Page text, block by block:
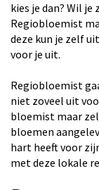
kies je dan? Wil
Regiobloemist
deze kun je zelf
voor je uit.
Regiobloemist
niet zoveel uit
bloemist maar
bloemen
hart heeft voor
met deze lokale